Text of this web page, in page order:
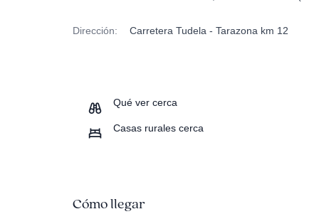
Dirección: Carretera Tudela - Tarazona km 12
Qué ver cerca
Casas rurales cerca
Cómo llegar